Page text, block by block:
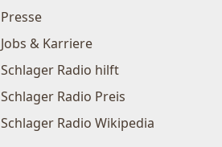
Presse
Jobs & Karriere
Schlager Radio hilft
Schlager Radio Preis
Schlager Radio Wikipedia